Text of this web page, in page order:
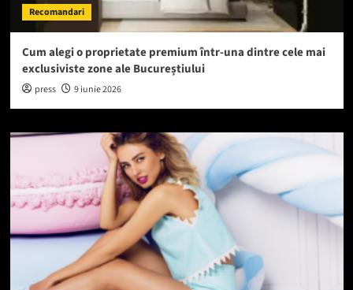
Recomandari
Cum alegi o proprietate premium într-una dintre cele mai
exclusiviste zone ale Bucureștiului
press 9 iunie 2026